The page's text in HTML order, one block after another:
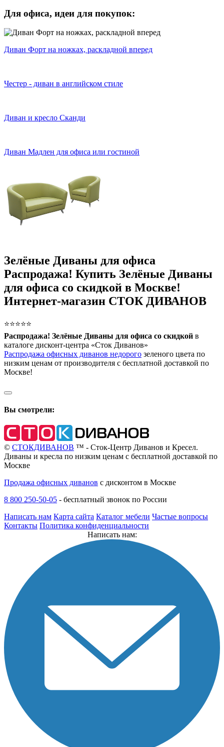
Для офиса, идеи для покупок:
Диван Форт на ножках, раскладной вперед
Честер - диван в английском стиле
Диван и кресло Сканди
Диван Мадлен для офиса или гостиной
Зелёные Диваны для офиса
Распродажа! Купить Зелёные Диваны
для офиса со скидкой в Москве!
Интернет-магазин СТОК ДИВАНОВ
⭐⭐⭐⭐⭐
Распродажа! Зелёные Диваны для офиса со скидкой в
каталоге дисконт-центра «Сток Диванов»
Распродажа офисных диванов недорого зеленого цвета по
низким ценам от производителя с бесплатной доставкой по
Москве!
Вы смотрели:
© СТОКДИВАНОВ ™ - Сток-Центр Диванов и Кресел.
Диваны и кресла по низким ценам с бесплатной доставкой по
Москве
Продажа офисных диванов с дисконтом в Москве
8 800 250-50-05 - бесплатный звонок по России
Написать нам Карта сайта Каталог мебели Частые вопросы
Контакты Политика конфиденциальности
Написать нам: